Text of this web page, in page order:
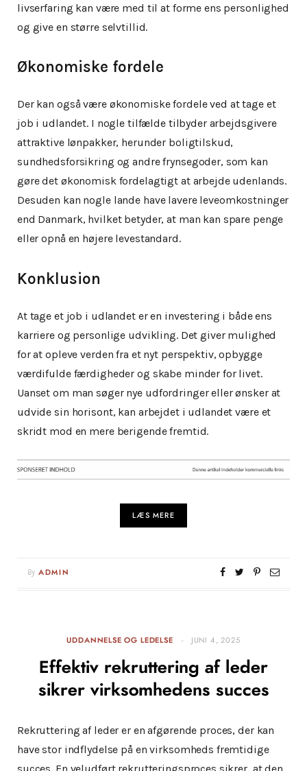
livserfaring kan være med til at forme ens personlighed
og give en større selvtillid.
Økonomiske fordele
Der kan også være økonomiske fordele ved at tage et
job i udlandet. I nogle tilfælde tilbyder arbejdsgivere
attraktive lønpakker, herunder boligtilskud,
sundhedsforsikring og andre frynsegoder, som kan
gøre det økonomisk fordelagtigt at arbejde udenlands.
Desuden kan nogle lande have lavere leveomkostninger
end Danmark, hvilket betyder, at man kan spare penge
eller opnå en højere levestandard.
Konklusion
At tage et job i udlandet er en investering i både ens
karriere og personlige udvikling. Det giver mulighed
for at opleve verden fra et nyt perspektiv, opbygge
værdifulde færdigheder og skabe minder for livet.
Uanset om man søger nye udfordringer eller ønsker at
udvide sin horisont, kan arbejdet i udlandet være et
skridt mod en mere berigende fremtid.
LÆS MERE
By ADMIN
UDDANNELSE OG LEDELSE JUNI 4, 2025
Effektiv rekruttering af leder
sikrer virksomhedens succes
Rekruttering af leder er en afgørende proces, der kan
have stor indflydelse på en virksomheds fremtidige